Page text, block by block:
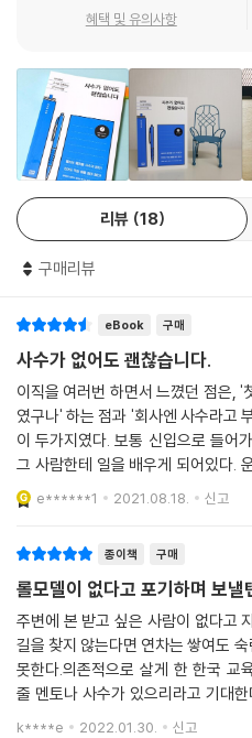
전문가의 역량 중 첫 번째는 태도이
는 일이다. 책임지는 태도에는 시각
없도록 노력하는 것이 포함된다. (…)
안 된다는 최소한의 자기 기준을 세
걷어내는 과정을 되풀이하는 일이다.
면 익숙해지는 일이다.
---「진짜가 된다는 것」중에서
실력은 어느 정도 수준까지 올라가
사람은 4단계인 숙련자까지 올라가
다. (…) 그 사람이 전문가인지 여부
인해서는 안 된다. 전문가가 속한 공
동체가 어떻게 반응하는지 함께 살
주변에게까지 좋은 영향을 미칠 수
가를 구분하는 가장 중요한 조건인
을 수 있다.
---「혼자만 잘하면 무슨 재민가」중에서
다. 자기 발견 디렉터로도 활동하고
온 작가는, 주니어급 직장인이 자신
각하며 글을 써왔다고 고백한다. 실
사람이라면 일 잘하는 선배에게 건
수 있을 것이다.
사수는 없는 게 기본 값 : 현실 직시
까? 작가는 서문에서부터 우리에게
게 기본 값이라고 말이다. 사수가 없
한다는 강박감 때문에 괴로운 것이라
학교엔 선생님이 있었기에 보고 배우
그렇지 않다. 일을 시작하고, 진행하
수도 아닌 나 자신이다. 맡은 일을 수
깨달아야 한다. 1장에서는 우리가 그
수 판타지’를 깨부순다. 이는 경력과
성장의 기틀을 마련하는 단계다.
뭘 알고 뭘 모르는지 아는 것 : 자기 발견
작가는 말한다. 현실을 바꿀 수 없다
눈을 갖추어야 한다고. 배울 점 많은
는 사수를 유심히 지켜보면 그 답을
것도, 열심히 한다고 성과가 나오는
무작정 주워 먹지 말고, 내가 채우고
혜택 및 유의사항
리뷰 18
구매리뷰
eBook 구매
사수가 없어도 괜찮습니다.
이직을 여러번 하면서 느꼈던 점은, '
였구나' 하는 점과 '회사엔 사수라고
이 두가지였다. 보통 신입으로 들어
그 사람한테 일을 배우게 되어있다.
좋은 태도를 가진 사람에게 배울 수 있겠
하지만
e******1 2021.08.18. 신고
종이책 구매
롤모델이 없다고 포기하며 보낼
주변에 본 받고 싶은 사람이 없다고
길을 찾지 않는다면 연차는 쌓여도
못한다.의존적으로 살게 한 한국 교
줄 멘토나 사수가 있으리라고 기대
가 최초이자 최고가 될 자리를 만든
k****e 2022.01.30. 신고